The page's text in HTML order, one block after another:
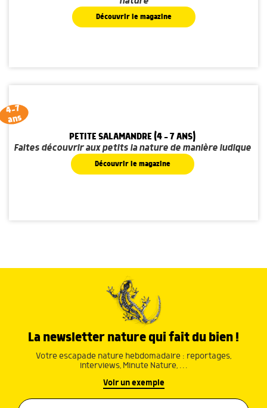
Découvrir le magazine
4-7
ans
PETITE SALAMANDRE (4 - 7 ANS)
Faites découvrir aux petits la nature de manière ludique
Découvrir le magazine
La newsletter nature qui fait du bien !
Votre escapade nature hebdomadaire : reportages,
interviews, Minute Nature, …
Voir un exemple